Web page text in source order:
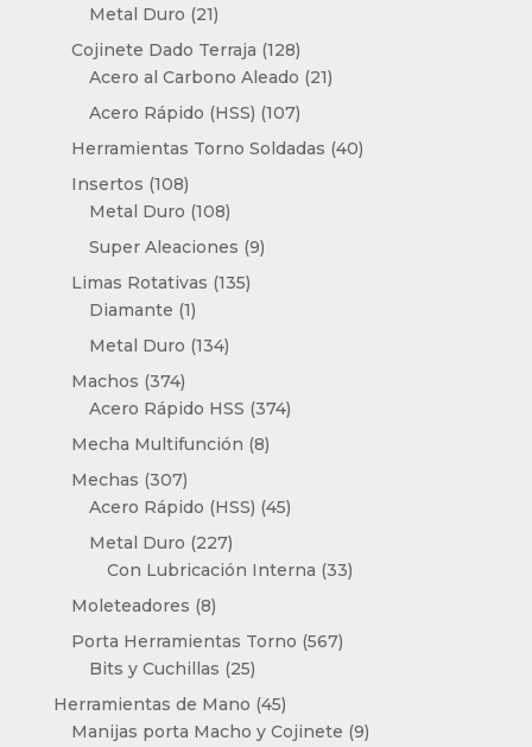
Metal Duro 2121
productos
Cojinete Dado Terraja 128128
productos
Acero al Carbono Aleado 2121
Acero Rápido (HSS) 107107
productos
Herramientas Torno Soldadas 4040
Insertos 108108
productos
Metal Duro 108108
productos
Super Aleaciones 99
Limas Rotativas 135135
Diamante 11
producto
Metal Duro 134134
Machos 374374
productos
Acero Rápido HSS 374374
Mecha Multifunción 88
Mechas 307307
productos
Acero Rápido (HSS) 4545
Metal Duro 227227
productos
Con Lubricación Interna 3333
Moleteadores 88
productos
Porta Herramientas Torno 567567
Bits y Cuchillas 2525
productos
Herramientas de Mano 4545
productos
Manijas porta Macho y Cojinete 99